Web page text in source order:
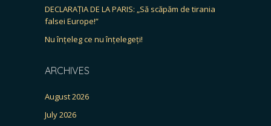
DECLARAȚIA DE LA PARIS: „Să scăpăm de tirania
falsei Europe!”
Nu înțeleg ce nu înțelegeți!
ARCHIVES
August 2026
July 2026